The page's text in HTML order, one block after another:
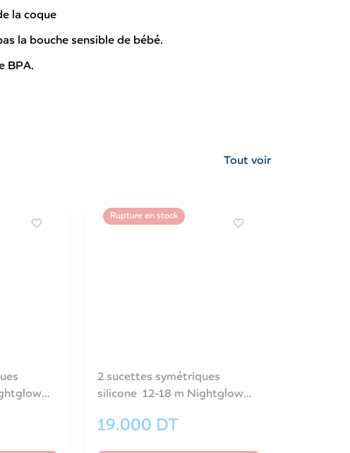
la coque
la bouche sensible de bébé.
BPA.
Tout voir
Rupture en stock
2 sucettes symétriques
silicone 12-18 m Nightglow
19.000 DT